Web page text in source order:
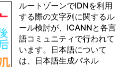
ルートゾーンでIDNを利用
する際の文字列に関するル
ール検討が、ICANNと各言
語コミュニティで行われて
います。日本語について
は、日本語生成パネル